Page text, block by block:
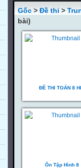
Gốc > Đề thi >
bài)
ĐỀ THI TOÁN 8
Ôn Tập Hình 8